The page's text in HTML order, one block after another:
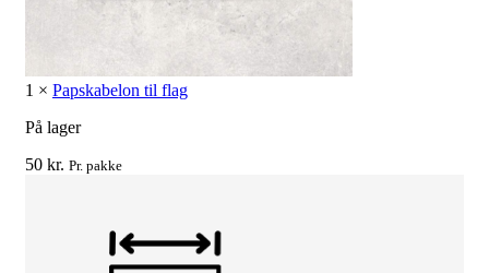
1 × Papskabelon til flag
På lager
50 kr. Pr. pakke